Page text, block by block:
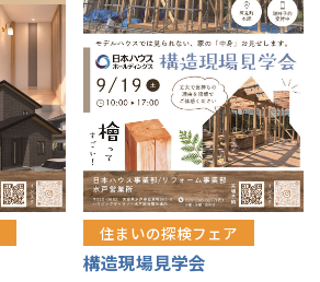
住まいの探検フェア
構造現場見学会